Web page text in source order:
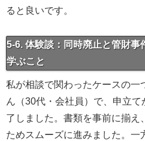
ると良いです。
5-6. 体験談：同時廃止と管財事
学ぶこと
私が相談で関わったケースの一
ん（30代・会社員）で、申立
了しました。書類を事前に揃え
ためスムーズに進みました。一